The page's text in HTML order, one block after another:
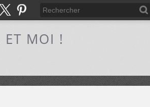
ET MOI !